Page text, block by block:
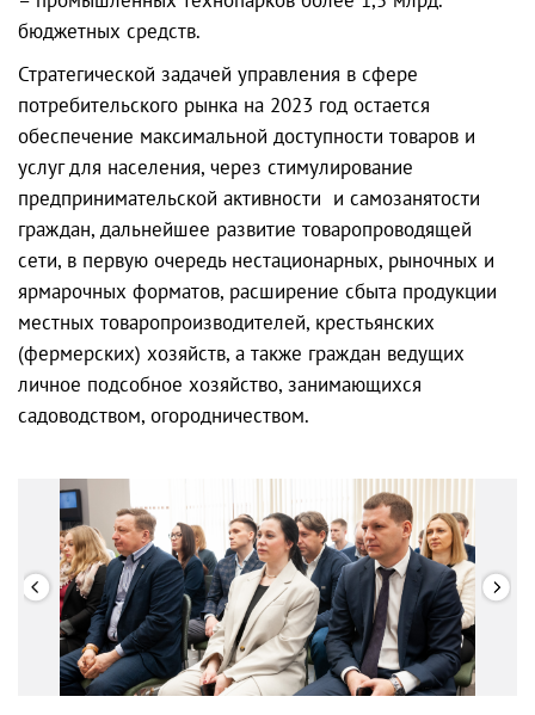
бюджетных средств.
Стратегической задачей управления в сфере
потребительского рынка на 2023 год остается
обеспечение максимальной доступности товаров и
услуг для населения, через стимулирование
предпринимательской активности и самозанятости
граждан, дальнейшее развитие товаропроводящей
сети, в первую очередь нестационарных, рыночных и
ярмарочных форматов, расширение сбыта продукции
местных товаропроизводителей, крестьянских
(фермерских) хозяйств, а также граждан ведущих
личное подсобное хозяйство, занимающихся
садоводством, огородничеством.